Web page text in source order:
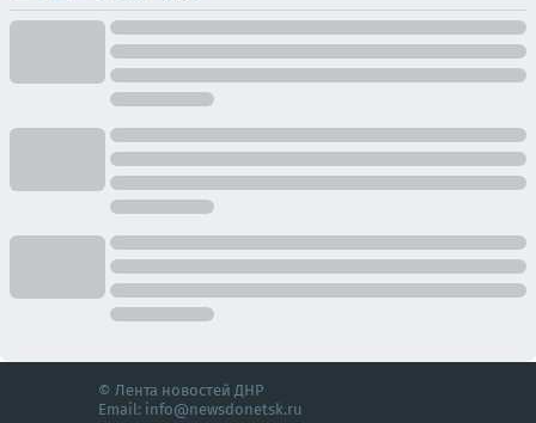
© Лента новостей ДНР
Email: info@newsdonetsk.ru